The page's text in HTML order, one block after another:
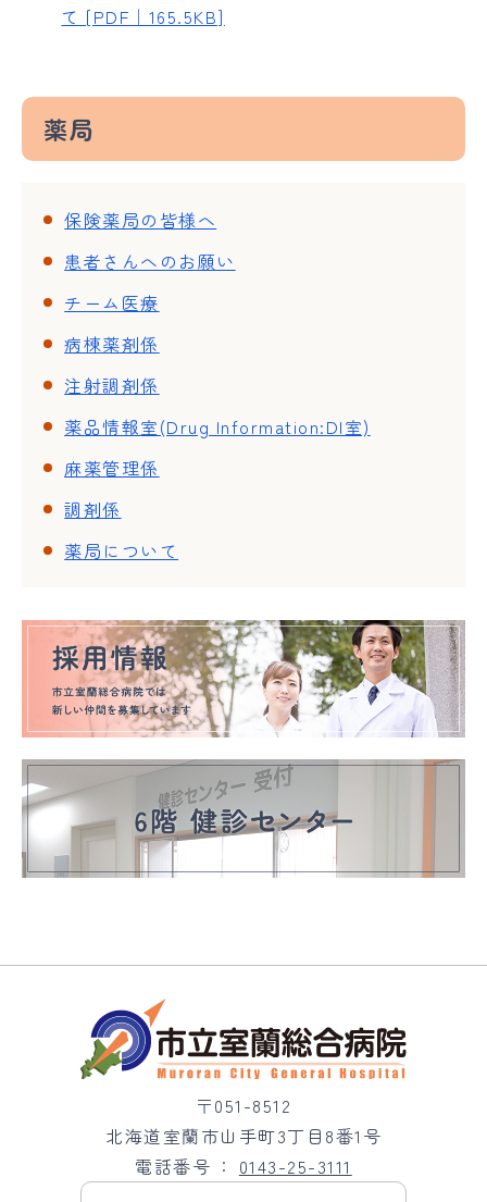
て [PDF｜165.5KB]
薬局
保険薬局の皆様へ
患者さんへのお願い
チーム医療
病棟薬剤係
注射調剤係
薬品情報室(Drug Information:DI室)
麻薬管理係
調剤係
薬局について
〒051-8512
北海道室蘭市山手町3丁目8番1号
電話番号
0143-25-3111